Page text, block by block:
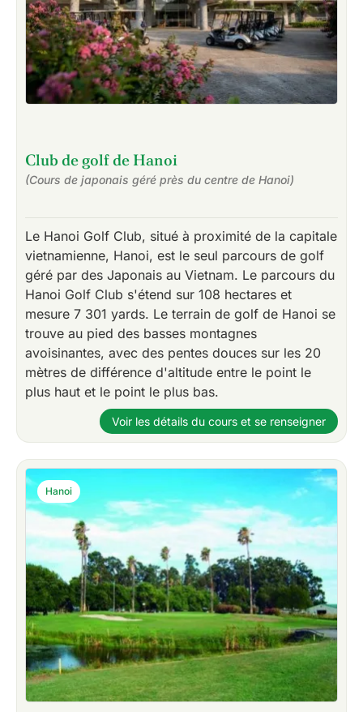
Club de golf de Hanoi
(Cours de japonais géré près du centre de Hanoi)
Le Hanoi Golf Club, situé à proximité de la capitale
vietnamienne, Hanoi, est le seul parcours de golf
géré par des Japonais au Vietnam. Le parcours du
Hanoi Golf Club s'étend sur 108 hectares et
mesure 7 301 yards. Le terrain de golf de Hanoi se
trouve au pied des basses montagnes
avoisinantes, avec des pentes douces sur les 20
mètres de différence d'altitude entre le point le
plus haut et le point le plus bas.
Voir les détails du cours et se renseigner
Hanoi